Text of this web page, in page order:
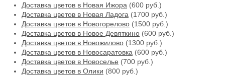
Доставка цветов в Новая Ижора (600 руб.)
Доставка цветов в Новая Ладога (1700 руб.)
Доставка цветов в Новогорелово (1500 руб.)
Доставка цветов в Новое Девяткино (600 руб.)
Доставка цветов в Новожилово (1300 руб.)
Доставка цветов в Новосаратовка (600 руб.)
Доставка цветов в Новоселье (700 руб.)
Доставка цветов в Олики (800 руб.)